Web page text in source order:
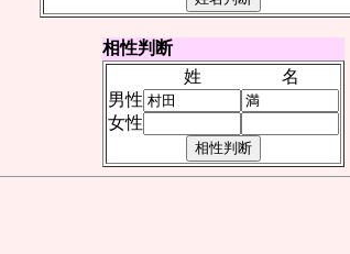
相性判断
姓
名
男性
女性